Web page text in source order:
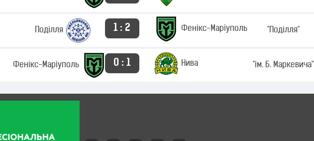
Поділля 1 : 2 Фенікс-Маріуполь "Поділля"
Фенікс-Маріуполь 0 : 1 Нива "ім. Б. Маркевича"